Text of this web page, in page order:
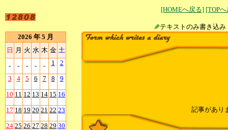
[HOMEへ戻る] [TOP
テキストのみ書
2026 年 5 月
日 月 火 水 木 金 土
- - - - - 1 2
3 4 5 6 7 8 9
10 11 12 13 14 15 16
17 18 19 20 21 22 23
24 25 26 27 28 29 30
記事があり